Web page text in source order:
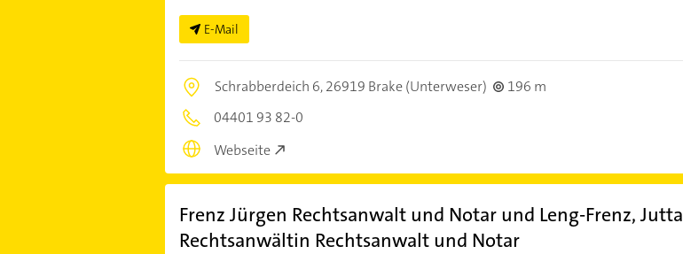
E-Mail
Schrabberdeich 6,26919 Brake (Unterweser)
196 m
04401 93 82-0
Webseite
Frenz Jürgen Rechtsanwalt und Notar und Leng-Frenz, Jutta
Rechtsanwältin Rechtsanwalt und Notar